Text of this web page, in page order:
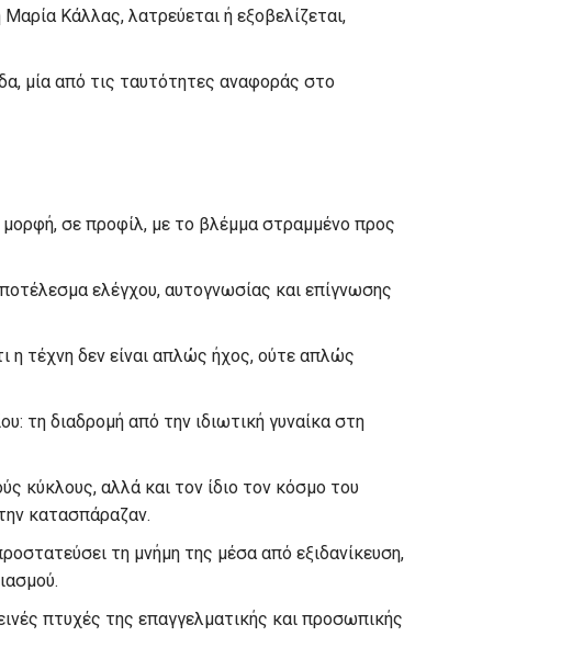
Κάλλας, λατρεύεται ή εξοβελίζεται,
μία από τις ταυτότητες αναφοράς στο
σε προφίλ, με το βλέμμα στραμμένο προς
ελέγχου, αυτογνωσίας και επίγνωσης
η τέχνη δεν είναι απλώς ήχος, ούτε απλώς
τη διαδρομή από την ιδιωτική γυναίκα στη
κύκλους, αλλά και τον ίδιο τον κόσμο του
κατασπάραζαν.
τη μνήμη της μέσα από εξιδανίκευση,
πτυχές της επαγγελματικής και προσωπικής